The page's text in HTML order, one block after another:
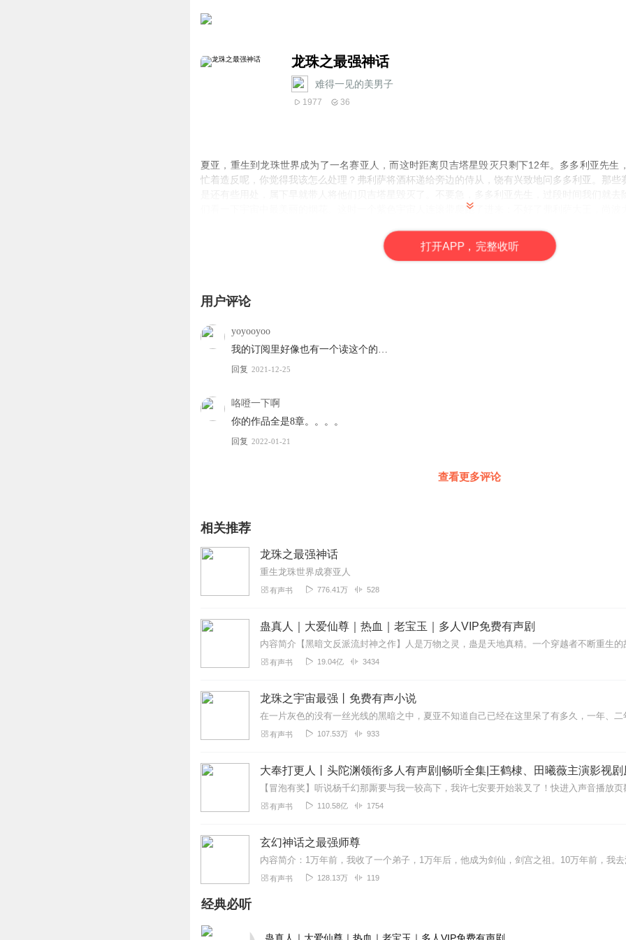
龙珠之最强神话
难得一见的美男子
1977 36
夏亚，重生到龙珠世界成为了一名赛亚人，而这时距离贝吉塔星毁灭只剩下12年。多多利亚先生
忙着造反呢，你觉得我该怎么处理？弗利萨将酒杯递给旁边的侍从，饶有兴致地问多多利亚。那些
们看一下宇宙中最美丽的烟花。这时一个紫色宇宙人连滚带爬跑了进来：不好了弗利萨大王，尚
打开APP，完整收听
用户评论
yoyooyoo
我的订阅里好像也有一个读这个的…
回复 2021-12-25
咯噔一下啊
你的作品全是8章。。。。
回复 2022-01-21
查看更多评论
相关推荐
龙珠之最强神话
重生龙珠世界成赛亚人
有声书 776.41万 528
蛊真人｜大爱仙尊｜热血｜老宝玉｜多人VIP免费有声剧
有声书 19.04亿 3434
龙珠之宇宙最强丨免费有声小说
有声书 107.53万 933
大奉打更人丨头陀渊领衔多人有声剧|畅听全集|王鹤棣、田曦薇主演影视
有声书 110.58亿 1754
玄幻神话之最强师尊
有声书 128.13万 119
经典必听